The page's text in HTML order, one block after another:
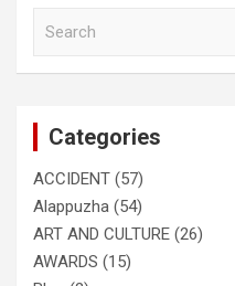
Categories
ACCIDENT (57)
Alappuzha (54)
ART AND CULTURE (26)
AWARDS (15)